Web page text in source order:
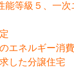
能等級５、一
エネルギー消
した分譲住宅